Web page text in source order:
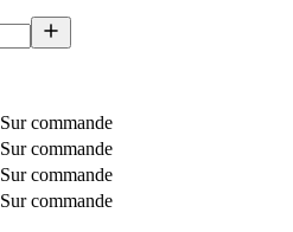
Sur commande
Sur commande
Sur commande
Sur commande